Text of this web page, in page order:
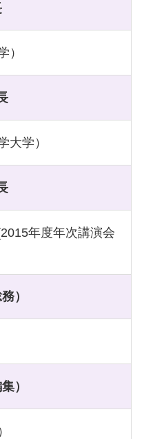
）
学）
年度年次講演会
）
）